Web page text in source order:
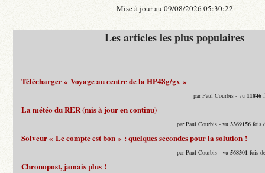
Mise à jour au 09/08/2026 05:30:22
Les articles les plus populaires
Télécharger « Voyage au centre de la HP48g/gx »
par Paul Courbis - vu 11846
La météo du RER (mis à jour en continu)
par Paul Courbis - vu3369156 fois
Solveur « Le compte est bon » : quelques secondes pour la solution !
par Paul Courbis - vu568301 fois
Chronopost, jamais plus !